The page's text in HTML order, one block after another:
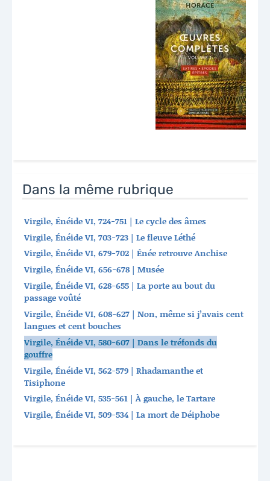
Dans la même rubrique
Virgile, Énéide VI, 724-751 | Le cycle des âmes
Virgile, Énéide VI, 703-723 | Le fleuve Léthé
Virgile, Énéide VI, 679-702 | Énée retrouve Anchise
Virgile, Énéide VI, 656-678 | Musée
Virgile, Énéide VI, 628-655 | La porte au bout du
passage voûté
Virgile, Énéide VI, 608-627 | Non, même si j’avais cent
langues et cent bouches
Virgile, Énéide VI, 580-607 | Dans le tréfonds du
gouffre
Virgile, Énéide VI, 562-579 | Rhadamanthe et
Tisiphone
Virgile, Énéide VI, 535-561 | À gauche, le Tartare
Virgile, Énéide VI, 509-534 | La mort de Déiphobe